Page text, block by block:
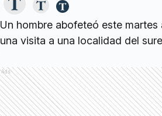
Un hombre abofeteó este
una visita a una localidad del
Ads